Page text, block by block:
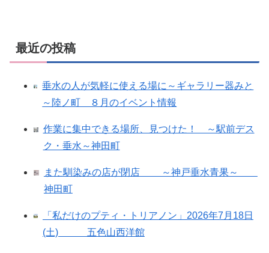
最近の投稿
垂水の人が気軽に使える場に～ギャラリー器みと
～陸ノ町 ８月のイベント情報
作業に集中できる場所、見つけた！ ～駅前デス
ク・垂水～神田町
また馴染みの店が閉店 ～神戸垂水青果～
神田町
「私だけのプティ・トリアノン」2026年7月18日
(土) 五色山西洋館